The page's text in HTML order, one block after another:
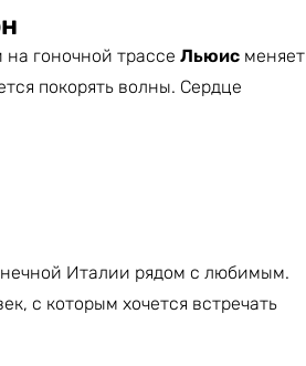
гоночной трассе Льюис меняет
покорять волны. Сердце
Италии рядом с любимым.
с которым хочется встречать